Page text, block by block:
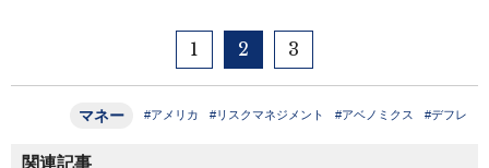
1 2 3
マネー #アメリカ #リスクマネジメント #アベノミクス #デフレ
関連記事